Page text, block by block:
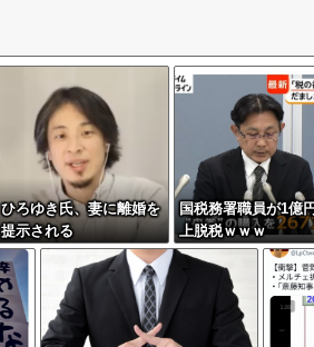
ひろゆき氏、妻に離婚を
提示される
国税務署職員が1億
上脱税ｗｗｗ